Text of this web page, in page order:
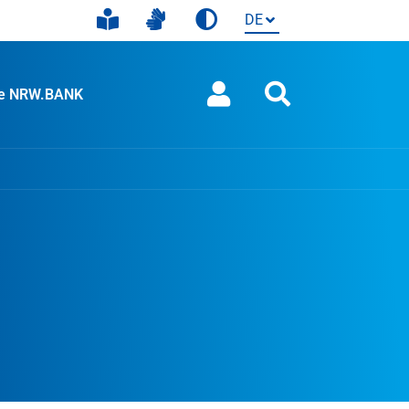
NRW.BANK